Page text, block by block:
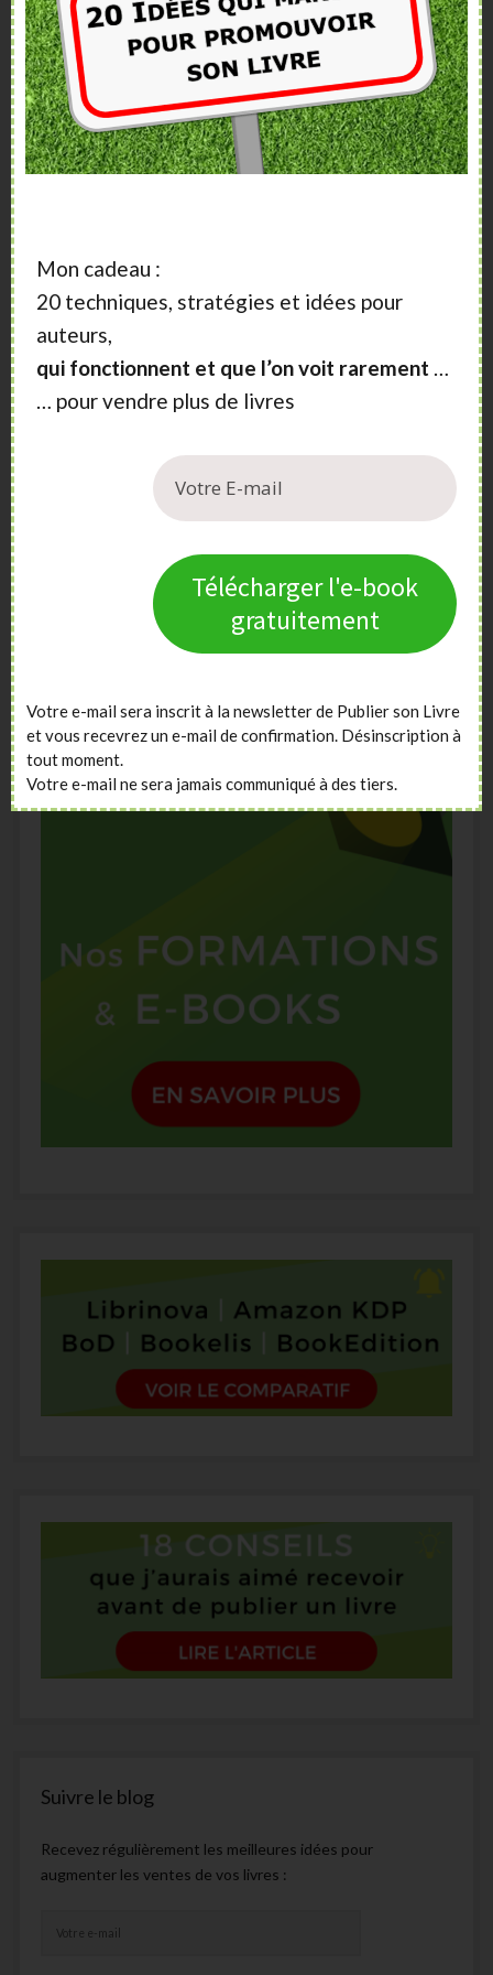
Sidebar
A propos
Vous souhaitez publier un livre ?
Nos articles, vidéos et formations vont vous
aider.
Suivre le blog
Recevez régulièrement les meilleures idées pour
augmenter les ventes de vos livres :
Mon cadeau :
20 techniques, stratégies et idées pour
auteurs,
qui fonctionnent et que l’on voit rarement …
… pour vendre plus de livres
Télécharger l'e-book
gratuitement
Votre e-mail sera inscrit à la newsletter de Publier son Livre
et vous recevrez un e-mail de confirmation. Désinscription à
tout moment.
Votre e-mail ne sera jamais communiqué à des tiers.